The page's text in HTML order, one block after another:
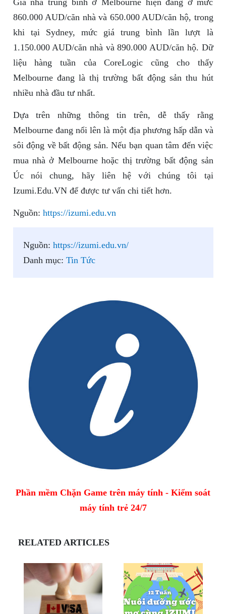
Giá nhà trung bình ở Melbourne hiện đang ở mức
860.000 AUD/căn nhà và 650.000 AUD/căn hộ, trong
khi tại Sydney, mức giá trung bình lần lượt là
1.150.000 AUD/căn nhà và 890.000 AUD/căn hộ. Dữ
liệu hàng tuần của CoreLogic cũng cho thấy
Melbourne đang là thị trường bất động sản thu hút
nhiều nhà đầu tư nhất.
Dựa trên những thông tin trên, dễ thấy rằng
Melbourne đang nổi lên là một địa phương hấp dẫn và
sôi động về bất động sản. Nếu bạn quan tâm đến việc
mua nhà ở Melbourne hoặc thị trường bất động sản
Úc nói chung, hãy liên hệ với chúng tôi tại
Izumi.Edu.VN để được tư vấn chi tiết hơn.
Nguồn: https://izumi.edu.vn
Nguồn: https://izumi.edu.vn/
Danh mục: Tin Tức
Phần mềm Chặn Game trên máy tính - Kiểm soát
máy tính trẻ 24/7
RELATED ARTICLES